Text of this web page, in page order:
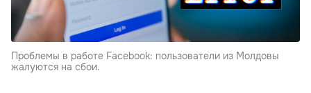
Проблемы в работе Facebook: пользователи из Молдовы
жалуются на сбои.